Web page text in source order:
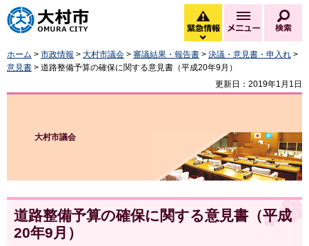
大村市
緊急情報
緊急情報を開く
メニュー
ホーム > 市政情報 > 大村市議会 > 審議結果・報告書 > 決議・意見書・申入れ >
意見書 > 道路整備予算の確保に関する意見書（平成20年9月）
更新日：2019年1月1日
大村市議会
道路整備予算の確保に関する意見書（平成
20年9月）